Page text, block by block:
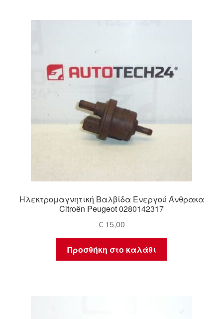
Ηλεκτρομαγνητική Βαλβίδα Ενεργού Άνθρακα
Citroën Peugeot 0280142317
€15,00
Προσθήκη στο καλάθι